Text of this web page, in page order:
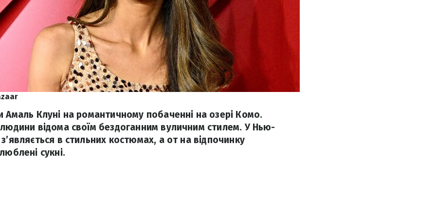
Амаль Клуні на романтичному побаченні на озері Комо.
відома своїм бездоганним вуличним стилем. У Нью-
в стильних костюмах, а от на відпочинку
сукні.